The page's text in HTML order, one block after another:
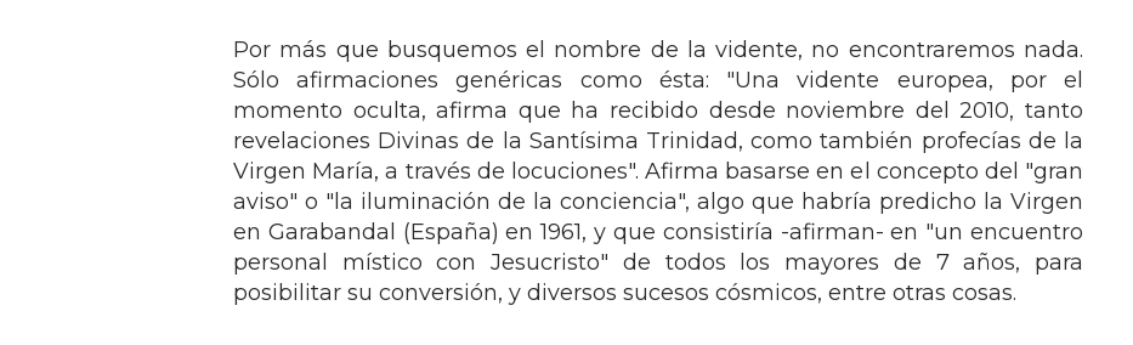
Por más que busquemos el nombre de la vidente, no encontraremos nada.
Sólo afirmaciones genéricas como ésta: "Una vidente europea, por el
momento oculta, afirma que ha recibido desde noviembre del 2010, tanto
revelaciones Divinas de la Santísima Trinidad, como también profecías de la
Virgen María, a través de locuciones". Afirma basarse en el concepto del "gran
aviso" o "la iluminación de la conciencia", algo que habría predicho la Virgen
en Garabandal (España) en 1961, y que consistiría -afirman- en "un encuentro
personal místico con Jesucristo" de todos los mayores de 7 años, para
posibilitar su conversión, y diversos sucesos cósmicos, entre otras cosas.